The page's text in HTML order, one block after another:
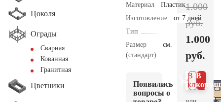
Цоколя
Ограды
Сварная
Кованная
Гранитная
Цветники
Материал
Пластик
Изготовление
от 7 дней
Тип
Размер
(стандарт)
см.
Появились
вопросы о
1.000
руб.
1.000
руб.
В
В 1
клик